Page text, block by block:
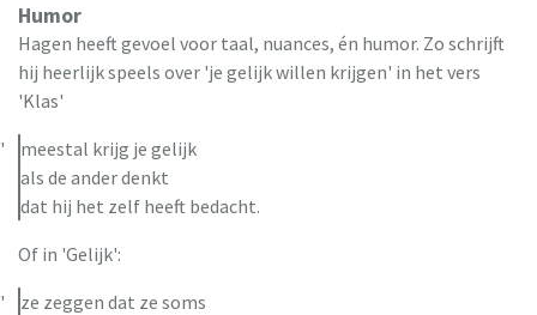
Humor
Hagen heeft gevoel voor taal, nuances, én humor. Zo schrijft
hij heerlijk speels over 'je gelijk willen krijgen' in het vers
'Klas'
meestal krijg je gelijk
als de ander denkt
dat hij het zelf heeft bedacht.
Of in 'Gelijk':
ze zeggen dat ze soms